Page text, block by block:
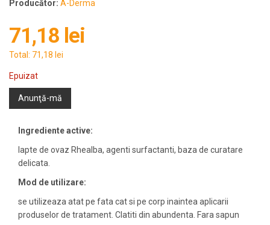
Producător: A-Derma
71,18 lei
Total: 71,18 lei
Epuizat
Anunţă-mă
Ingrediente active:
lapte de ovaz Rhealba, agenti surfactanti, baza de curatare
delicata.
Mod de utilizare:
se utilizeaza atat pe fata cat si pe corp inaintea aplicarii
produselor de tratament. Clatiti din abundenta. Fara sapun